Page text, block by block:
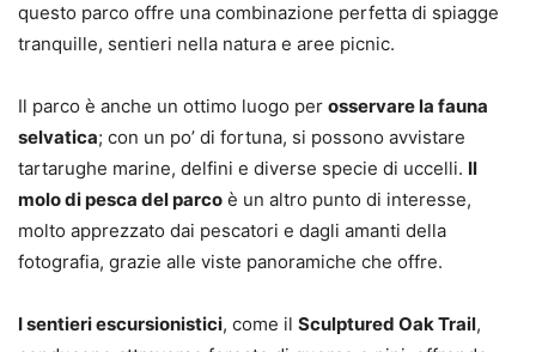
questo parco offre una combinazione perfetta di spiagge
tranquille, sentieri nella natura e aree picnic.
Il parco è anche un ottimo luogo per osservare la fauna
selvatica; con un po’ di fortuna, si possono avvistare
tartarughe marine, delfini e diverse specie di uccelli. Il
molo di pesca del parco è un altro punto di interesse,
molto apprezzato dai pescatori e dagli amanti della
fotografia, grazie alle viste panoramiche che offre.
I sentieri escursionistici, come il Sculptured Oak Trail,